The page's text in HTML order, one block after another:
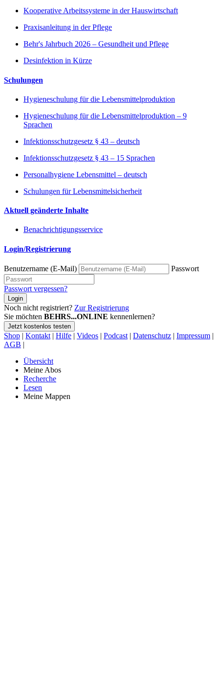
Kooperative Arbeitssysteme in der Hauswirtschaft
Praxisanleitung in der Pflege
Behr's Jahrbuch 2026 – Gesundheit und Pflege
Desinfektion in Kürze
Schulungen
Hygieneschulung für die Lebensmittelproduktion
Hygieneschulung für die Lebensmittelproduktion – 9
Sprachen
Infektionsschutzgesetz § 43 – deutsch
Infektionsschutzgesetz § 43 – 15 Sprachen
Personalhygiene Lebensmittel – deutsch
Schulungen für Lebensmittelsicherheit
Aktuell geänderte Inhalte
Benachrichtigungsservice
Login/Registrierung
Benutzername (E-Mail) Passwort
Passwort vergessen?
Login
Noch nicht registriert? Zur Registrierung
Sie möchten BEHRS...ONLINE kennenlernen?
Jetzt kostenlos testen
Shop | Kontakt | Hilfe | Videos | Podcast | Datenschutz | Impressum |
AGB |
Übersicht
Meine Abos
Recherche
Lesen
Meine Mappen